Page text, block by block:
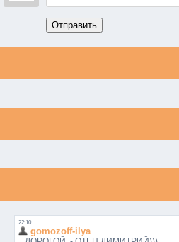
Отправить